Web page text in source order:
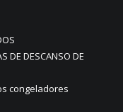
DE DESCANSO DE
congeladores